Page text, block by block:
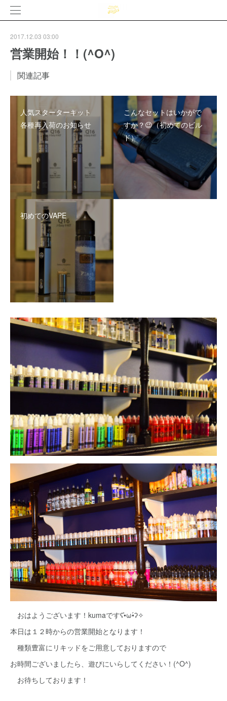
2017.12.03 03:00
営業開始！！(^O^)
関連記事
人気スターターキット
各種再入荷のお知らせ
こんなセットはいかがで
すか？😉（初めてのビル
ド）
初めてのVAPE
おはようございます！kumaですʕ•̀ω•́ʔ✧
本日は１２時からの営業開始となります！
種類豊富にリキッドをご用意しておりますので
お時間ございましたら、遊びにいらしてください！(^O^)
お待ちしております！